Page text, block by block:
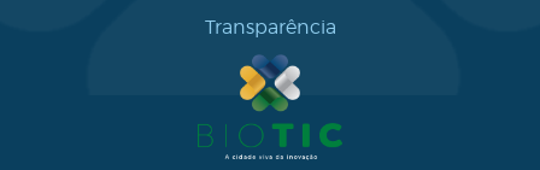
Transparência